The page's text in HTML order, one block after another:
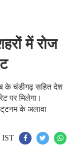
में रोज
के चंडीगढ़ सहित देश
पर मिलेगा।
के अलावा
IST